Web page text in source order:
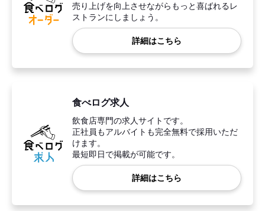
売り上げを向上させながらもっと喜ばれるレ
ストランにしましょう。
詳細はこちら
食べログ求人
飲食店専門の求人サイトです。
正社員もアルバイトも完全無料で採用いただ
けます。
最短即日で掲載が可能です。
詳細はこちら